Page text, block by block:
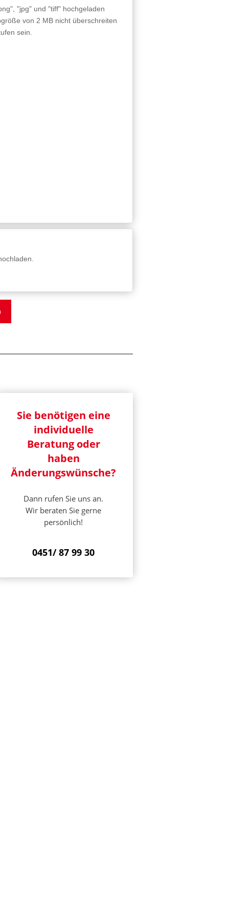
"jpg" und "tiff" hochgeladen
von 2 MB nicht überschreiten
sein.
Sie benötigen eine
individuelle
Beratung oder
haben
Änderungswünsche?
Dann rufen Sie uns an.
Wir beraten Sie gerne
persönlich!
0451/ 87 99 30